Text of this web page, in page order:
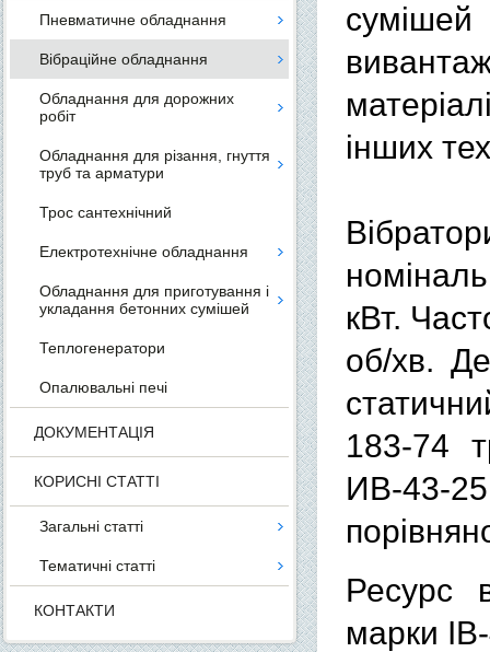
Пневматичне обладнання
Вібраційне обладнання
Обладнання для дорожних
робіт
Обладнання для різання, гнуття
труб та арматури
Трос сантехнічний
Електротехнічне обладнання
Обладнання для приготування і
укладання бетонних сумішей
Теплогенератори
Опалювальні печі
ДОКУМЕНТАЦІЯ
КОРИСНІ СТАТТІ
Загальні статті
Тематичні статті
КОНТАКТИ
інших
кВт.
об/хв.
183-74
ИВ-43-
Ресурс
марки